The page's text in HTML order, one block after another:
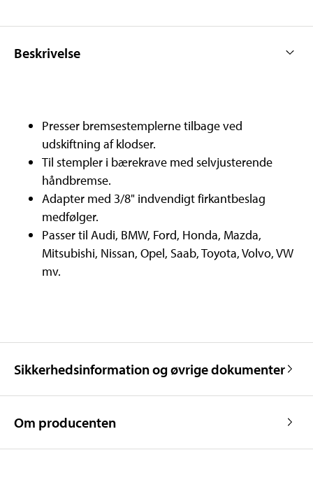
Beskrivelse
Presser bremsestemplerne tilbage ved
udskiftning af klodser.
Til stempler i bærekrave med selvjusterende
håndbremse.
Adapter med 3/8" indvendigt firkantbeslag
medfølger.
Passer til Audi, BMW, Ford, Honda, Mazda,
Mitsubishi, Nissan, Opel, Saab, Toyota, Volvo, VW
mv.
Sikkerhedsinformation og øvrige dokumenter
Om producenten